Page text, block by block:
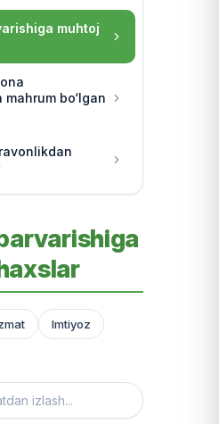
muhtoj
mahrum bo‘lgan
Imtiyoz